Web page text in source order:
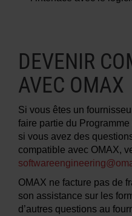
DEVENIR
AVEC OMAX
Si vous êtes un
faire partie du
si vous avez des
compatible avec OMAX,
OMAX ne facture pas de
son assistance sur les
d’autres questions au